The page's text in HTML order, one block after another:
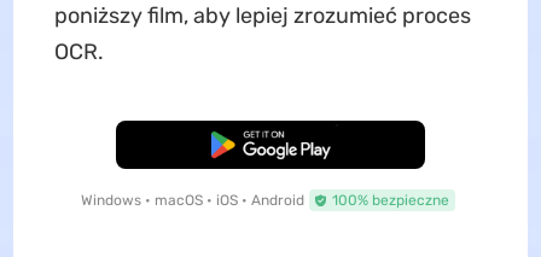
poniższy film, aby lepiej zrozumieć proces
OCR.
Pobierz za darmo
Windows • macOS • iOS • Android 100% bezpieczne